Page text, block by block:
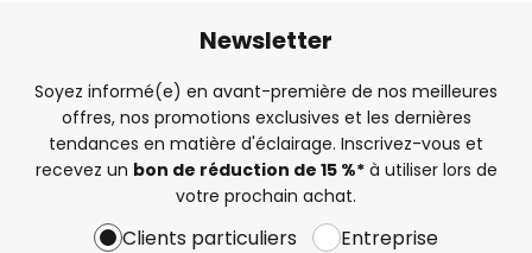
Newsletter
Soyez informé(e) en avant-première de nos meilleures
offres, nos promotions exclusives et les dernières
tendances en matière d'éclairage. Inscrivez-vous et
recevez un bon de réduction de 15 %*à utiliser lors de
votre prochain achat.
Clients particuliers Entreprise